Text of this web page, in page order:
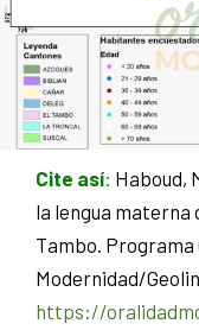
Cite así: Haboud,
la lengua materna
Tambo. Programa
Modernidad/
https://